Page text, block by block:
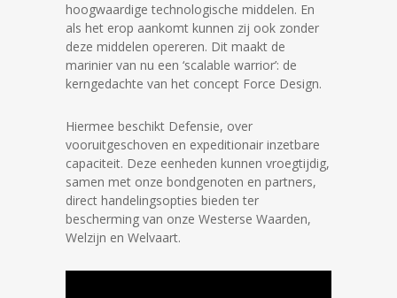
hoogwaardige technologische middelen. En
als het erop aankomt kunnen zij ook zonder
deze middelen opereren. Dit maakt de
marinier van nu een ‘scalable warrior’: de
kerngedachte van het concept Force Design.
Hiermee beschikt Defensie, over
vooruitgeschoven en expeditionair inzetbare
capaciteit. Deze eenheden kunnen vroegtijdig,
samen met onze bondgenoten en partners,
direct handelingsopties bieden ter
bescherming van onze Westerse Waarden,
Welzijn en Welvaart.